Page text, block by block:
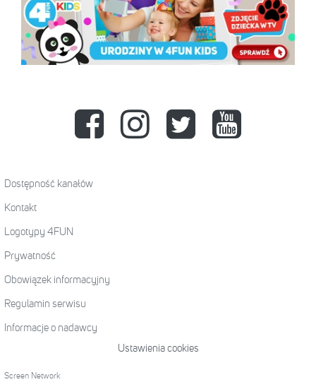
Dostępność kanałów
Kontakt
Logotypy 4FUN
Prywatność
Obowiązek informacyjny
Regulamin serwisu
Informacje o nadawcy
Ustawienia cookies
Screen Network